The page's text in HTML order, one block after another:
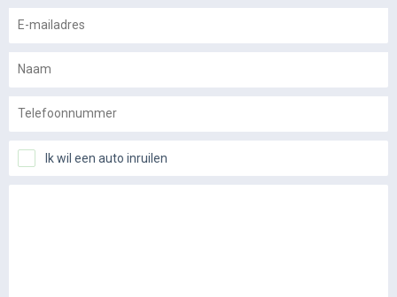
Ik wil een auto inruilen